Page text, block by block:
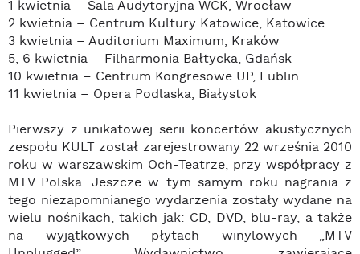
1 kwietnia – Sala Audytoryjna WCK, Wrocław
2 kwietnia – Centrum Kultury Katowice, Katowice
3 kwietnia – Auditorium Maximum, Kraków
5, 6 kwietnia – Filharmonia Bałtycka, Gdańsk
10 kwietnia – Centrum Kongresowe UP, Lublin
11 kwietnia – Opera Podlaska, Białystok
Pierwszy z unikatowej serii koncertów akustycznych
zespołu KULT został zarejestrowany 22 września 2010
roku w warszawskim Och-Teatrze, przy współpracy z
MTV Polska. Jeszcze w tym samym roku nagrania z
tego niezapomnianego wydarzenia zostały wydane na
wielu nośnikach, takich jak: CD, DVD, blu-ray, a także
na wyjątkowych płytach winylowych „MTV